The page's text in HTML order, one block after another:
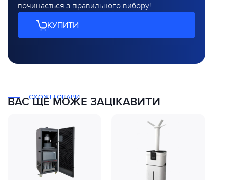
починається з правильного вибору!
КУПИТИ
СХОЖІ ТОВАРИ
ВАС ЩЕ МОЖЕ ЗАЦІКАВИТИ